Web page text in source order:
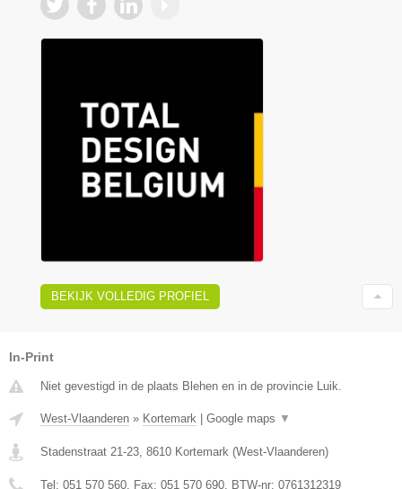
BEKIJK VOLLEDIG PROFIEL
In-Print
Niet gevestigd in de plaats Blehen en in de provincie Luik.
West-Vlaanderen » Kortemark | Google maps ▼
Stadenstraat 21-23 8610 Kortemark (West-Vlaanderen)
Tel: 051 570 560 , Fax: 051 570 690 , BTW-nr: 0761312319